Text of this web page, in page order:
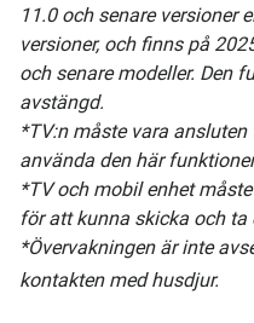
11.0 och senare versioner
versioner, och finns på
och senare modeller. Den
avstängd.
*TV:n måste vara
använda den här
*TV och mobil enhet
för att kunna skicka och ta
*Övervakningen är inte
kontakten med husdjur.